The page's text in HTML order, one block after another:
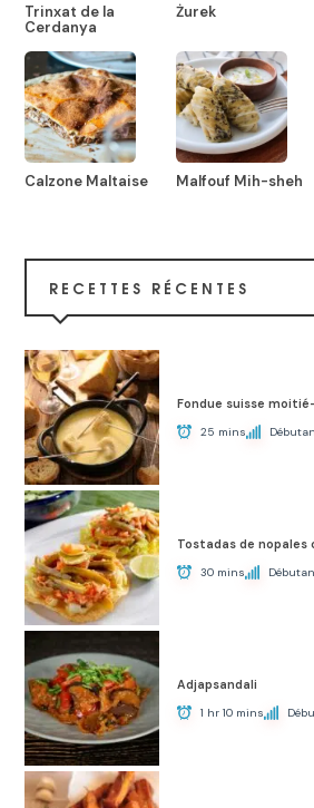
Trinxat de la
Cerdanya
Żurek
Calzone Maltaise Malfouf Mih-sheh
RECETTES RÉCENTES
Fondue suisse
25 mins
Tostadas de nopales
30 mins
Adjapsandali
1 hr 10 mins